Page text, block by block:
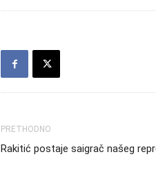
PRETHODNO
Rakitić postaje saigrač našeg